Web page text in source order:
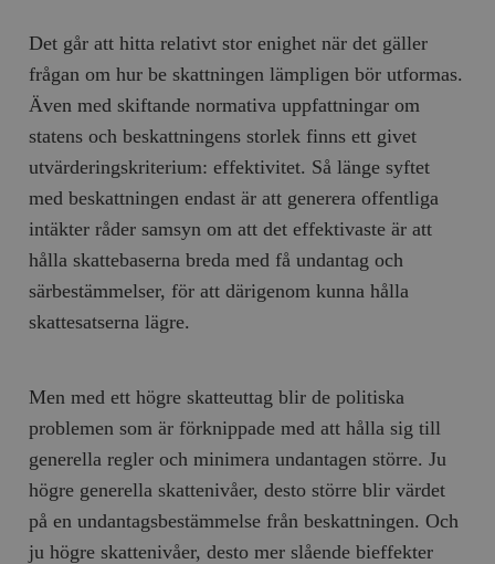
Det går att hitta relativt stor enighet när det gäller
frågan om hur be skattningen lämpligen bör utformas.
Även med skiftande normativa uppfattningar om
statens och beskattningens storlek finns ett givet
utvärderingskriterium: effektivitet. Så länge syftet
med beskattningen endast är att generera offentliga
intäkter råder samsyn om att det effektivaste är att
hålla skattebaserna breda med få undantag och
särbestämmelser, för att därigenom kunna hålla
skattesatserna lägre.
Men med ett högre skatteuttag blir de politiska
problemen som är förknippade med att hålla sig till
generella regler och minimera undantagen större. Ju
högre generella skattenivåer, desto större blir värdet
på en undantagsbestämmelse från beskattningen. Och
ju högre skattenivåer, desto mer slående bieffekter